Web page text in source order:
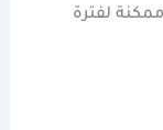
لفترة